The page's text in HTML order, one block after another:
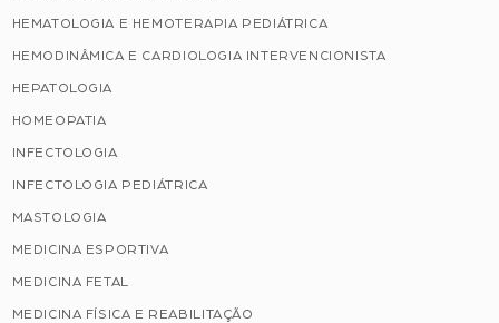
HEMATOLOGIA E HEMOTERAPIA PEDIÁTRICA
HEMODINÂMICA E CARDIOLOGIA INTERVENCIONISTA
HEPATOLOGIA
HOMEOPATIA
INFECTOLOGIA
INFECTOLOGIA PEDIÁTRICA
MASTOLOGIA
MEDICINA ESPORTIVA
MEDICINA FETAL
MEDICINA FÍSICA E REABILITAÇÃO